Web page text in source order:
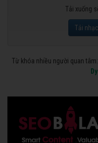
Tải xuống
Tải
Từ khóa nhiều người quan tâm: